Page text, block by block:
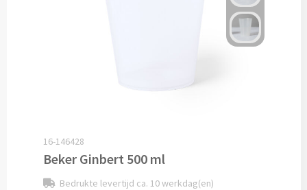
Pashouders bedrukken
Portemonnees's bedrukken
16-146428
Beker Ginbert 500 ml
Bedrukte levertijd ca. 10 werkdag(en)